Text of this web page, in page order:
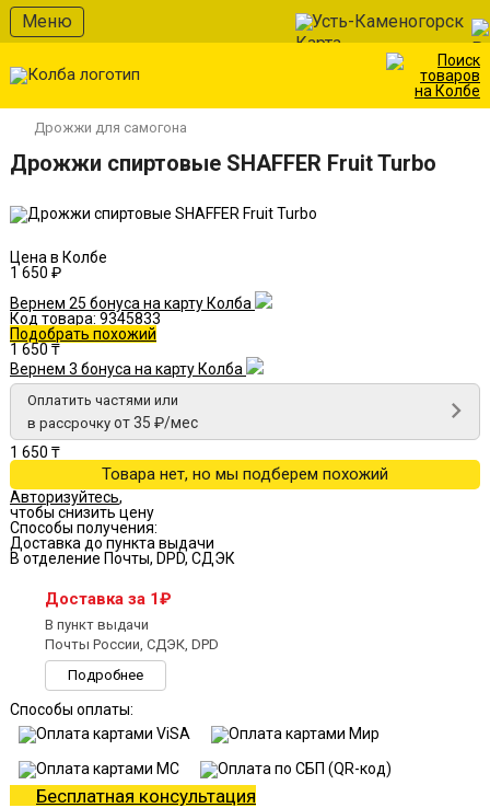
Меню Усть-Каменогорск
Дрожжи для самогона
Дрожжи спиртовые SHAFFER Fruit Turbo
Цена в Колбе
1 650 ₽
Вернем 25 бонуса на карту Колба
Код товара: 9345833
В избранное
Подобрать похожий
1 650 ₸
Вернем 3 бонуса на карту Колба
Оплатить частями или
в рассрочку от 35 ₽/мес
1 650 ₸
Товара нет, но мы подберем похожий
Авторизуйтесь,
чтобы снизить цену
Способы получения:
Доставка до пункта выдачи
В отделение Почты, DPD, СДЭК
Доставка за 1₽
В пункт выдачи
Почты России, СДЭК, DPD
Подробнее
Способы оплаты:
Бесплатная консультация